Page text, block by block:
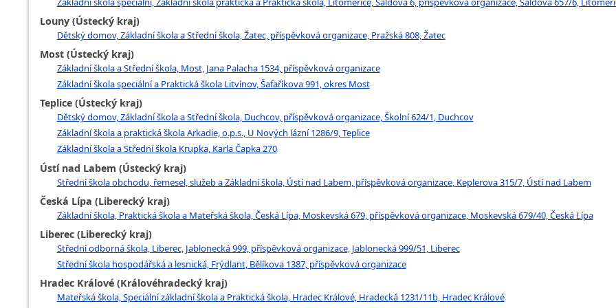
Louny (Ústecký kraj)
Dětský domov, Základní škola a Střední škola, Žatec, příspěvková organizace, Pražská 808, Žatec
Most (Ústecký kraj)
Základní škola a Střední škola, Most, Jana Palacha 1534, příspěvková organizace
Základní škola speciální a Praktická škola Litvínov, Šafaříkova 991, okres Most
Teplice (Ústecký kraj)
Dětský domov, Základní škola a Střední škola, Duchcov, příspěvková organizace, Školní 624/1, Duchcov
Základní škola a praktická škola Arkadie, o.p.s., U Nových lázní 1286/9, Teplice
Základní škola a Střední škola Krupka, Karla Čapka 270
Ústí nad Labem (Ústecký kraj)
Střední škola obchodu, řemesel, služeb a Základní škola, Ústí nad Labem, příspěvková organizace, Keplerova 315/7, Ústí nad Labem
Česká Lípa (Liberecký kraj)
Základní škola, Praktická škola a Mateřská škola, Česká Lípa, Moskevská 679, příspěvková organizace, Moskevská 679/40, Česká Lípa
Liberec (Liberecký kraj)
Střední odborná škola, Liberec, Jablonecká 999, příspěvková organizace, Jablonecká 999/51, Liberec
Střední škola hospodářská a lesnická, Frýdlant, Bělíkova 1387, příspěvková organizace
Hradec Králové (Královéhradecký kraj)
Mateřská škola, Speciální základní škola a Praktická škola, Hradec Králové, Hradecká 1231/11b, Hradec Králové